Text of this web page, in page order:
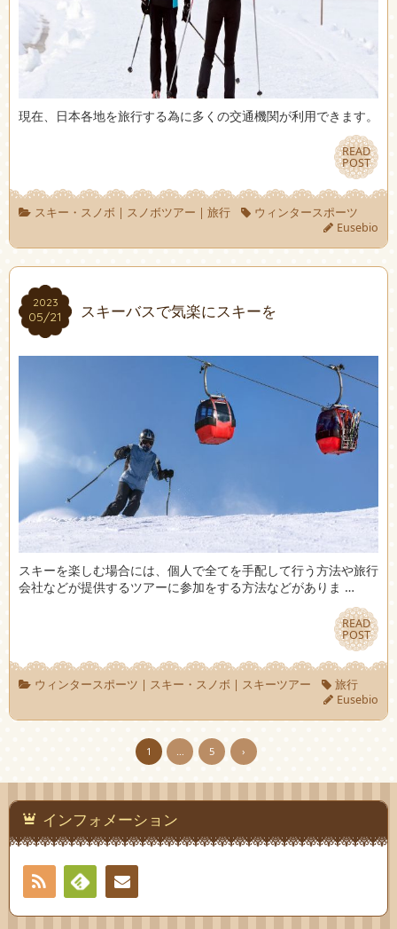
現在、日本各地を旅行する為に多くの交通機関が利用できます。
READ
POST
READ
POST
スキー・スノボ | スノボツアー | 旅行
ウィンタースポーツ
Eusebio
2023
05/21
2023
05/21 スキーバスで気楽にスキーを
スキーを楽しむ場合には、個人で全てを手配して行う方法や旅行
会社などが提供するツアーに参加をする方法などがありま …
READ
POST
READ
POST
ウィンタースポーツ | スキー・スノボ | スキーツアー
旅行
Eusebio
1 … 5 ›
インフォメーション
RSS
Feedlyお問